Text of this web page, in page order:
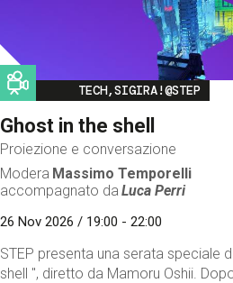
Image
TECH,SIGIRA!@STEP
Ghost in the shell
Proiezione e conversazione
Modera Massimo Temporelli
accompagnato da Luca Perri
26 Nov 2026 / 19:00 - 22:00
STEP presenta una serata speciale
shell ", diretto da Mamoru Oshii.